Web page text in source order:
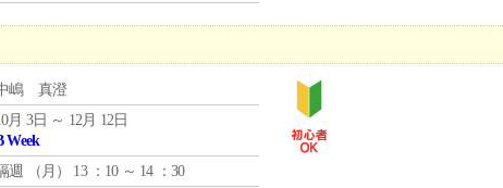
嶋 真澄
月 3日 ～ 12月 12日
Week
週 （ 月 ） 13 ：10 ～ 14 ：30